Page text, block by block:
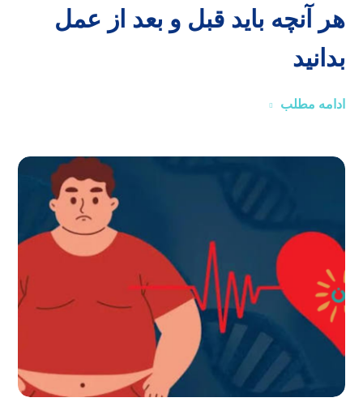
هر آنچه باید قبل و بعد از عمل
بدانید
ادامه مطلب